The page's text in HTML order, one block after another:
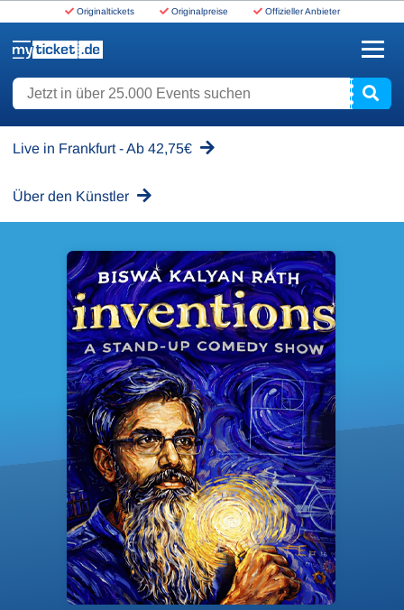
Originaltickets Originalpreise Offizieller Anbieter
Jetzt in über 25.000 Events suchen
Live in Frankfurt - Ab 42,75€
Über den Künstler